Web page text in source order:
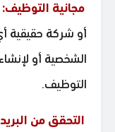
مجانية التوظيف:
أو شركة حقيقية
الشخصية أو
التوظيف.
التحقق من